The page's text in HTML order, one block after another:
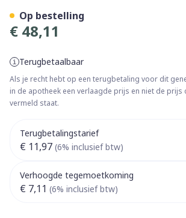
€ 48,11
Terugbetaalbaar
Als je recht hebt op een terugbetaling voor dit
in de apotheek een verlaagde prijs en niet de
vermeld staat.
Terugbetalingstarief
€ 11,97 (6% inclusief btw)
Verhoogde tegemoetkoming
€ 7,11 (6% inclusief btw)
Op bestelling